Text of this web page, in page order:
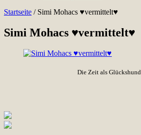
Startseite / Simi Mohacs ♥vermittelt♥
Simi Mohacs ♥vermittelt♥
Die Zeit als Glückshund